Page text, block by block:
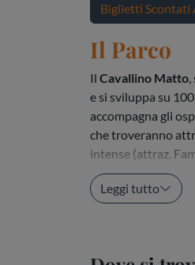
Biglietti Scontati
Il Parco
Il Cavallino Matto,
e si sviluppa su
accompagna gli
che troveranno
intense (attraz.
adrenaliniche
Leggi tutto